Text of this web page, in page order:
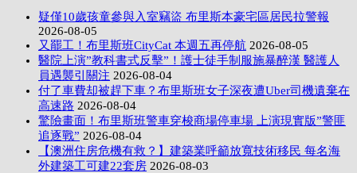
疑僅10歲孩童參與入室竊盜 布里斯本豪宅區居民拉警報
2026-08-05
又罷工！布里斯班CityCat 本週五再停航 2026-08-05
醫院上演”教科書式反擊”！護士徒手制服施暴醉漢 醫護人
員遇襲引關注 2026-08-04
付了車費却被趕下車？布里斯班女子深夜遭Uber司機遺棄在
高速路 2026-08-04
驚險畫面！布里斯班警車穿梭商場停車場 上演現實版”警匪
追逐戰” 2026-08-04
【澳洲住房危機有救？】建築業呼籲放寬技術移民 每名海
外建築工可建22套房 2026-08-03